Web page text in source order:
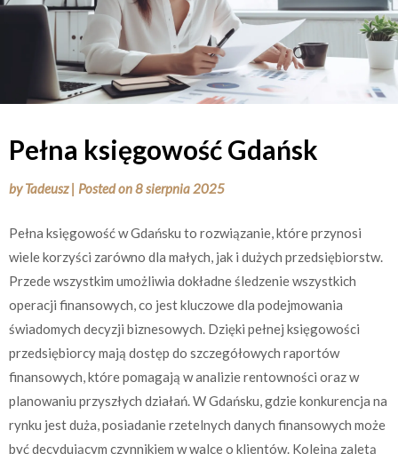
Pełna księgowość Gdańsk
byTadeusz | Posted on8 sierpnia 2025
Pełna księgowość w Gdańsku to rozwiązanie, które przynosi
wiele korzyści zarówno dla małych, jak i dużych przedsiębiorstw.
Przede wszystkim umożliwia dokładne śledzenie wszystkich
operacji finansowych, co jest kluczowe dla podejmowania
świadomych decyzji biznesowych. Dzięki pełnej księgowości
przedsiębiorcy mają dostęp do szczegółowych raportów
finansowych, które pomagają w analizie rentowności oraz w
planowaniu przyszłych działań. W Gdańsku, gdzie konkurencja na
rynku jest duża, posiadanie rzetelnych danych finansowych może
być decydującym czynnikiem w walce o klientów. Kolejną zaletą